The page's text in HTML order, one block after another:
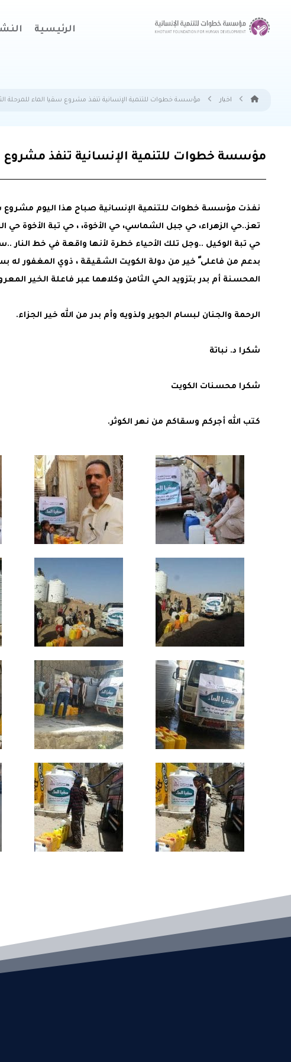
الرئيسية
اخبار مؤسسة خطوات للتنمية الإنسانية تنفذ مشروع سقيا الماء للمرحلة
مؤسسة خطوات للتنمية الإنسانية تنفذ مشروع
نفذت مؤسسة خطوات للتنمية الإنسانية صباح هذا اليوم مشروع
تعز..حي الزهراء، حي جبل الشماسي، حي الأخوة، ، حي تبة الأخوة حي
حي تبة الوكيل ..وجل تلك الأحياء خطرة لأنها واقعة في خط النار
بدعم من فاعلى ّ خير من دولة الكويت الشقيقة ، ذوي المغفور له
المحسنة أم بدر بتزويد الحي الثامن وكلاهما عبر فاعلة الخير
الرحمة والجنان لبسام الجوير ولذويه وأم بدر من الله خير الجزاء.
شكرا د. نباتة
شكرا محسنات الكويت
كتب الله أجركم وسقاكم من نهر الكوثر.